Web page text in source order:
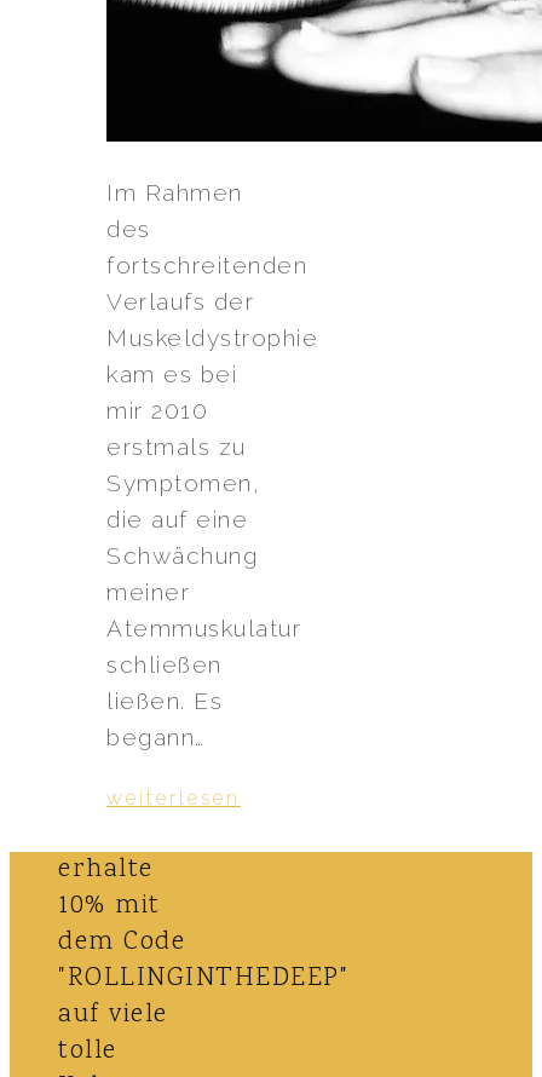
Im Rahmen
des
fortschreitenden
Verlaufs der
Muskeldystrophie
kam es bei
mir 2010
erstmals zu
Symptomen,
die auf eine
Schwächung
meiner
Atemmuskulatur
schließen
ließen. Es
begann…
weiterlesen
erhalte
10% mit
dem Code
"ROLLINGINTHEDEEP"
auf viele
tolle